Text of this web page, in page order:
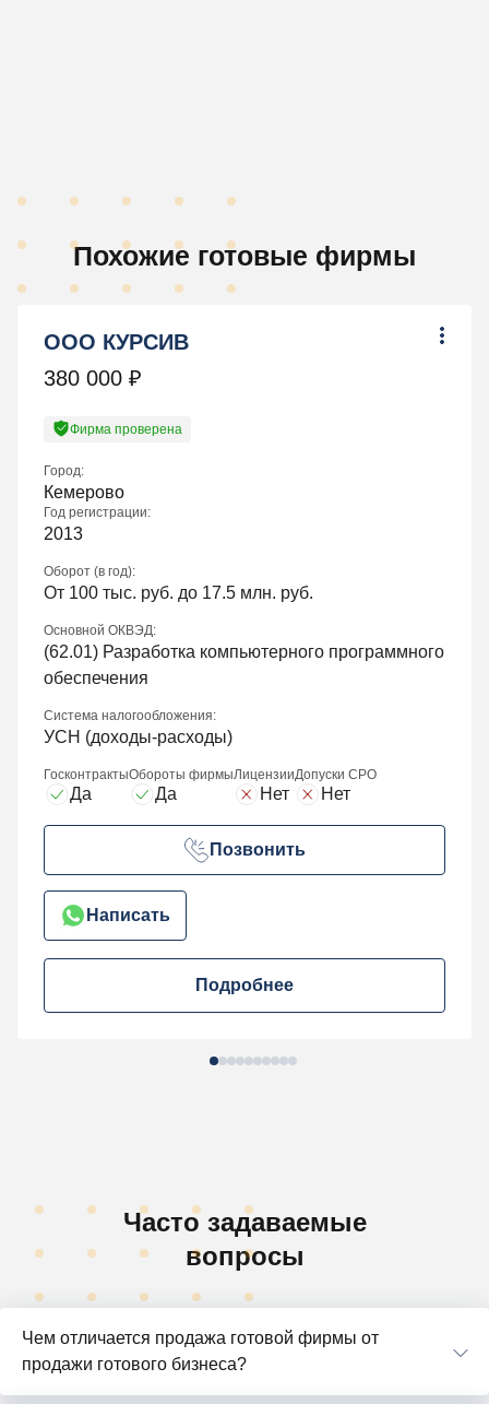
Похожие готовые фирмы
ООО КУРСИВ
380 000 ₽
Фирма проверена
Город:
Кемерово
Год регистрации:
2013
Оборот (в год):
От 100 тыс. руб. до 17.5 млн. руб.
Основной ОКВЭД:
(62.01) Разработка компьютерного программного
обеспечения
Система налогообложения:
УСН (доходы-расходы)
Госконтракты
Да
Обороты фирмы
Да
Лицензии
Нет
Допуски СРО
Нет
Позвонить
Написать
Подробнее
Часто задаваемые
вопросы
Чем отличается продажа готовой фирмы от
продажи готового бизнеса?